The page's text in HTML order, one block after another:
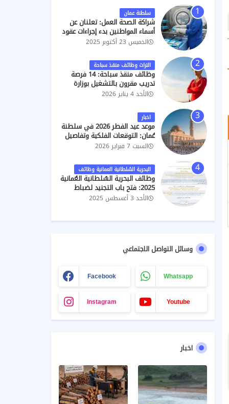
للعام
2026/2027
الحصول
على
التصاريح
8)
سلطنة عمان
شراكة الصحة العمل: تعلنان عن
أسماء المواطنين بدء إجراءات عقود
فني ب "تعقيم"
الخميس 23 أكتوبر 2025
التراث وظائف منقذ سباحة
وظائف منقذ سباحة: 14 فرصة
تدريب مقرون بالتشغيل بوزارة
التراث والسياحة
الأحد 4 يناير 2026
اخبار
موعد عيد الفطر 2026 في سلطنة
عُمان: التوقعات الفلكية وتفاصيل
الإجازة الرسمية
السبت 7 فبراير 2026
البحرية السُلطانية العمانية وظائف
وظائف البحرية السُلطانية العُمانية
2025: فتح باب التجنيد لضباط
تنفيذيين وجامعيين ومدنيين
الأحد 3 أغسطس 2025
وسائل التواصل الاجتماعي
Facebook Whatsapp
Instagram Youtube
اخبار